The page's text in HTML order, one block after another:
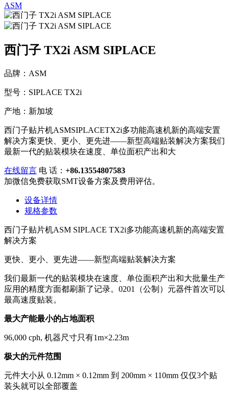
ASM
西门子 TX2i ASM SIPLACE
品牌：ASM
型号：SIPLACE TX2i
产地：新加坡
西门子贴片机ASMSIPLACETX2i多功能高速机新的高端安置
解决方案更快、更小、更先进——新型高端贴装解决方案我们
最新一代的贴装模块在速度、单位面积产出和大
在线留言 电 话： +86.13554807583
加微信免费获取SMT设备方案及费用评估。
设备详情
规格参数
西门子贴片机ASM SIPLACE TX2i多功能高速机新的高端安置
解决方案
更快、更小、更先进——新型高端贴装解决方案
我们最新一代的贴装模块在速度、单位面积产出和大批量生产
应用的精度方面都刷新了记录。0201（公制）元器件首次可以
最高速度贴装。
最大产能最小的占地面积
96,000 cph, 机器尺寸只有1m×2.23m
极大的元件范围
元件大小从 0.12mm × 0.12mm 到 200mm × 110mm 仅仅3个贴
装头就可以全部覆盖